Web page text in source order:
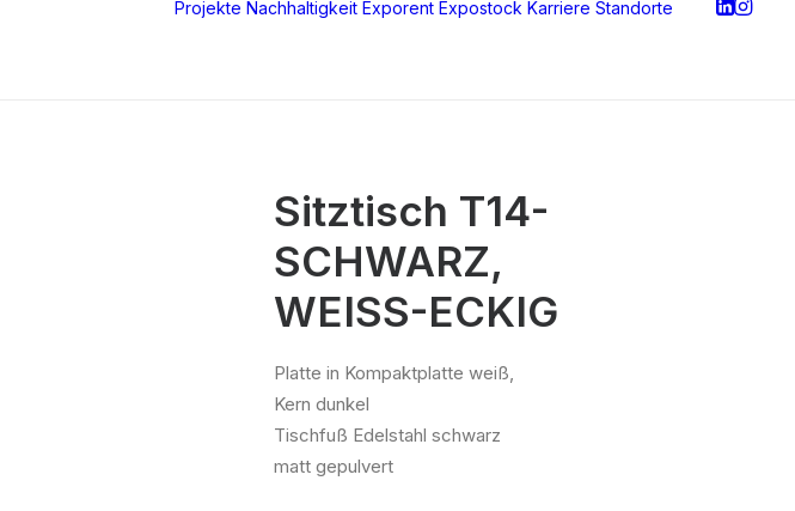
Projekte Nachhaltigkeit Exporent Expostock Karriere Standorte
Sitztisch T14-
SCHWARZ,
WEISS-ECKIG
Platte in Kompaktplatte weiß,
Kern dunkel
Tischfuß Edelstahl schwarz
matt gepulvert